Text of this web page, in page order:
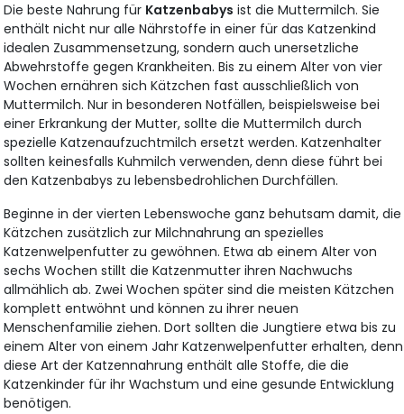
Die beste Nahrung für Katzenbabys ist die Muttermilch. Sie
enthält nicht nur alle Nährstoffe in einer für das Katzenkind
idealen Zusammensetzung, sondern auch unersetzliche
Abwehrstoffe gegen Krankheiten. Bis zu einem Alter von vier
Wochen ernähren sich Kätzchen fast ausschließlich von
Muttermilch. Nur in besonderen Notfällen, beispielsweise bei
einer Erkrankung der Mutter, sollte die Muttermilch durch
spezielle Katzenaufzuchtmilch ersetzt werden. Katzenhalter
sollten keinesfalls Kuhmilch verwenden,denn diese führt bei
den Katzenbabys zu lebensbedrohlichen Durchfällen.
Beginne in der vierten Lebenswoche ganz behutsam damit, die
Kätzchen zusätzlich zur Milchnahrung an spezielles
Katzenwelpenfutter zu gewöhnen. Etwa ab einem Alter von
sechs Wochen stillt die Katzenmutter ihren Nachwuchs
allmählich ab. Zwei Wochen später sind die meisten Kätzchen
komplett entwöhnt und können zu ihrer neuen
Menschenfamilie ziehen. Dort sollten die Jungtiere etwa bis zu
einem Alter von einem Jahr Katzenwelpenfutter erhalten, denn
diese Art der Katzennahrung enthält alle Stoffe, die die
Katzenkinder für ihr Wachstum und eine gesunde Entwicklung
benötigen.